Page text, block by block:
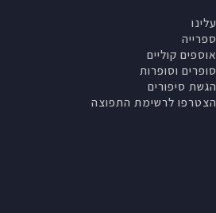
עלינו
ספרייה
אוספים קוליים
סופרים וסופרות
הגשת סיפורים
הצטרפו לרשימת התפוצה